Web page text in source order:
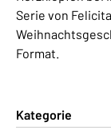
Serie von
Format.
Kategorie